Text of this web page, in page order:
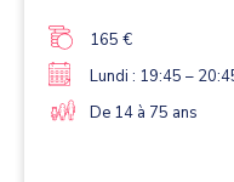
165 €
Lundi : 19:45 –
De 14 à 75 ans